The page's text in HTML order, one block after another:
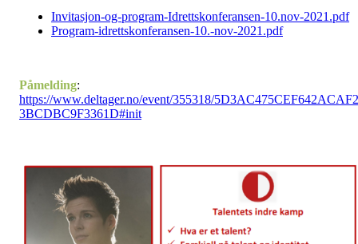
Invitasjon-og-program-Idrettskonferansen-10.nov-2021.pdf
Program-idrettskonferansen-10.-nov-2021.pdf
Påmelding:
https://www.deltager.no/event/355318/5D3AC475CEF642ACAF2
3BCDBC9F3361D#init